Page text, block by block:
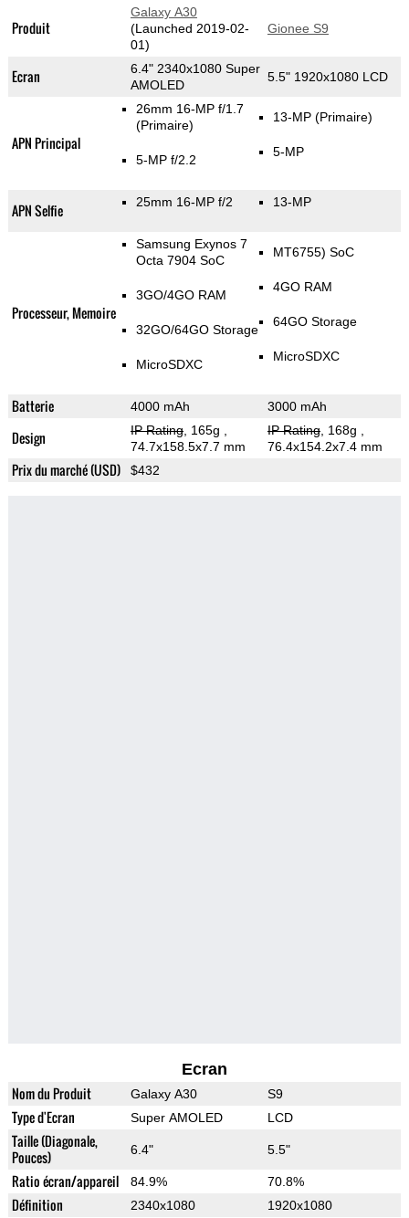
Produit
Galaxy A30
(Launched 2019-02-
01)
Gionee S9
Ecran
6.4" 2340x1080 Super
AMOLED
5.5" 1920x1080 LCD
APN Principal
26mm 16-MP f/1.7
(Primaire)
5-MP f/2.2
13-MP (Primaire)
5-MP
APN Selfie 25mm 16-MP f/2 13-MP
Processeur, Memoire
Samsung Exynos 7
Octa 7904 SoC
3GO/4GO RAM
32GO/64GO Storage
MicroSDXC
MT6755) SoC
4GO RAM
64GO Storage
MicroSDXC
Batterie 4000 mAh 3000 mAh
Design IP Rating, 165g
74.7x158.5x7.7 mm
IP Rating, 168g
76.4x154.2x7.4 mm
Prix du marché (USD) $432
Ecran
Nom du Produit Galaxy A30 S9
Type d'Ecran Super AMOLED LCD
Taille (Diagonale,
Pouces)
6.4" 5.5"
Ratio écran/appareil 84.9% 70.8%
Définition 2340x1080 1920x1080